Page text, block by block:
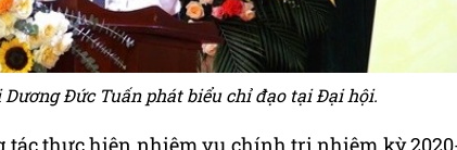
Đức Tuấn phát biểu chỉ đạo tại Đại hội.
tác thực hiện nhiệm vụ chính trị nhiệm kỳ